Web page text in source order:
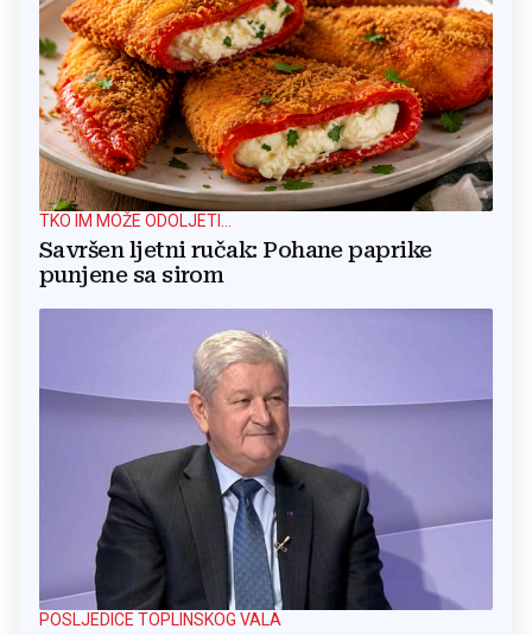
TKO IM MOŽE ODOLJETI...
Savršen ljetni ručak: Pohane paprike
punjene sa sirom
POSLJEDICE TOPLINSKOG VALA